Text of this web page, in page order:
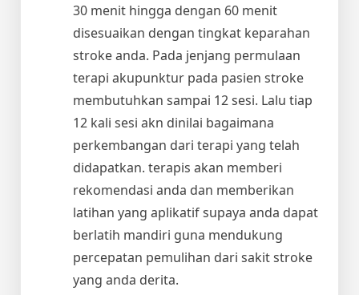
30 menit hingga dengan 60 menit
disesuaikan dengan tingkat keparahan
stroke anda. Pada jenjang permulaan
terapi akupunktur pada pasien stroke
membutuhkan sampai 12 sesi. Lalu tiap
12 kali sesi akn dinilai bagaimana
perkembangan dari terapi yang telah
didapatkan. terapis akan memberi
rekomendasi anda dan memberikan
latihan yang aplikatif supaya anda dapat
berlatih mandiri guna mendukung
percepatan pemulihan dari sakit stroke
yang anda derita.